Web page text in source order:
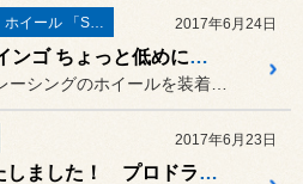
ホイール 「SSR」 2017年6月24日
ルノー トゥインゴ ちょっと低めにローダウン！
2017年6月23日
お待たせいたしました！ プロドライブ GC-0100 18インチ！